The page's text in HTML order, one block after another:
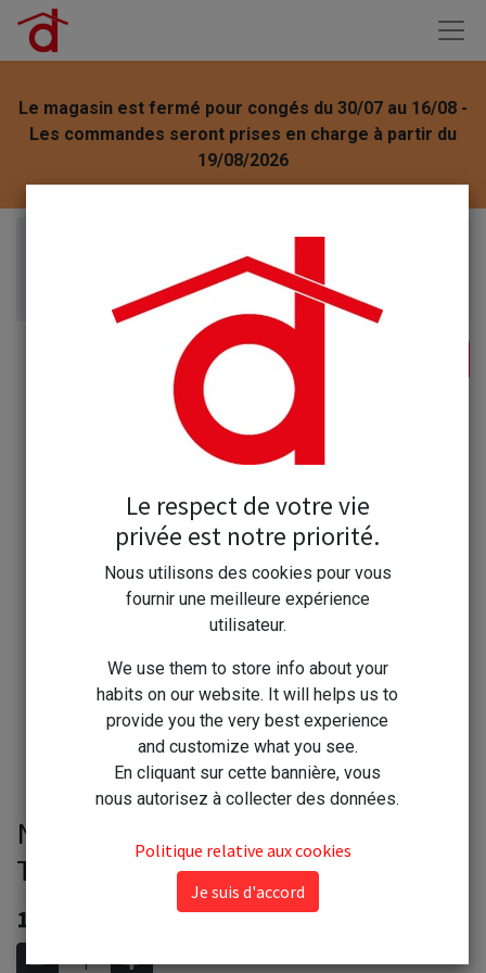
Le magasin est fermé pour congés du 30/07 au 16/08 -
Les commandes seront prises en charge à partir du
19/08/2026
Nuncas Divanette Détachant Textile Ameublement
Nuncas Divanette Détachant
Textile Ameublement vapo 500ml
10,80
Le respect de votre vie
privée est notre priorité.
Nous utilisons des cookies pour vous
fournir une meilleure expérience
utilisateur.
We use them to store info about your
habits on our website. It will helps us to
provide you the very best experience
and customize what you see.
En cliquant sur cette bannière, vous
nous autorisez à collecter des données.
Politique relative aux cookies
Je suis d'accord